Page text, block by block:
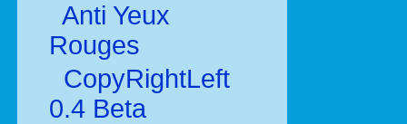
Anti Yeux
Rouges
CopyRightLeft
0.4 Beta